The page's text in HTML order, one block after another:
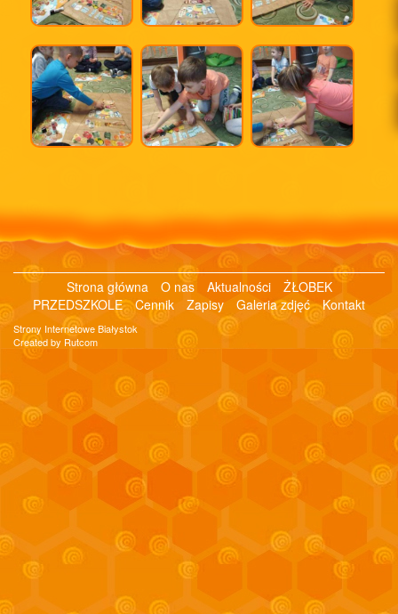
Strona główna O nas Aktualności
ŻŁOBEK
PRZEDSZKOLE Cennik Zapisy Galeria zdjęć Kontakt
Strony Internetowe Białystok
Created by Rutcom